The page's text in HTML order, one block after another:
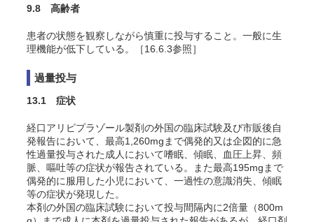
9.8 高齢者
患者の状態を観察しながら慎重に投与すること。一般に生
理機能が低下している。［16.6.3参照］
過量投与
13.1 症状
経口アリピプラゾール製剤の外国の臨床試験及び市販後自
発報告において、最高1,260mgまで偶発的又は企図的に急
性過量投与された成人において嗜眠、傾眠、血圧上昇、頻
脈、嘔吐等の症状が報告されている。また最高195mgまで
偶発的に服用した小児において、一過性の意識消失、傾眠
等の症状が発現した。
本剤の外国の臨床試験において投与間隔内に2倍量（800m